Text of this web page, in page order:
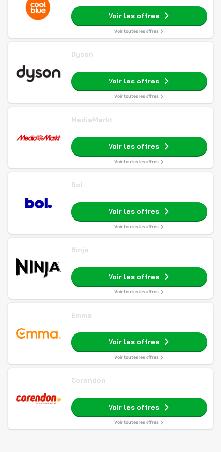
Voir les offres
Voir toutes les offres
Dyson
Voir les offres
Voir toutes les offres
MediaMarkt
Voir les offres
Voir toutes les offres
Bol
Voir les offres
Voir toutes les offres
Ninja
Voir les offres
Voir toutes les offres
Emma
Voir les offres
Voir toutes les offres
Corendon
Voir les offres
Voir toutes les offres